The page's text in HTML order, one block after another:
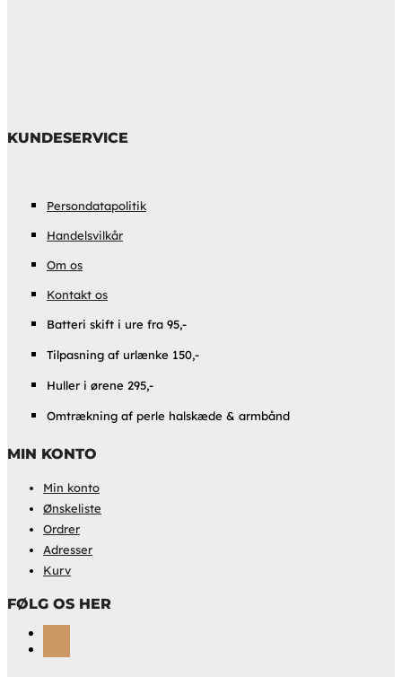
KUNDESERVICE
Persondatapolitik
Handelsvilkår
Om os
Kontakt os
Batteri skift i ure fra 95,-
Tilpasning af urlænke 150,-
Huller i ørene 295,-
Omtrækning af perle halskæde & armbånd
MIN KONTO
Min konto
Ønskeliste
Ordrer
Adresser
Kurv
FØLG OS HER